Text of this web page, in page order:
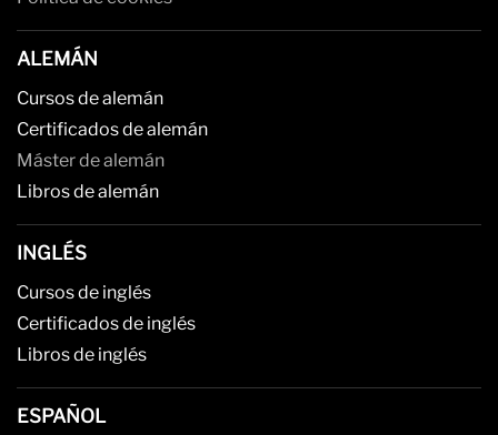
ALEMÁN
Cursos de alemán
Certificados de alemán
Máster de alemán
Libros de alemán
INGLÉS
Cursos de inglés
Certificados de inglés
Libros de inglés
ESPAÑOL